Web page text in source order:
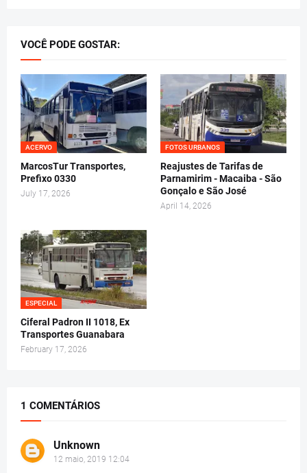
VOCÊ PODE GOSTAR:
ACERVO
MarcosTur Transportes,
Prefixo 0330
July 17, 2026
FOTOS URBANOS
Reajustes de Tarifas de
Parnamirim - Macaiba - São
Gonçalo e São José
April 14, 2026
ESPECIAL
Ciferal Padron II 1018, Ex
Transportes Guanabara
February 17, 2026
1 COMENTÁRIOS
Unknown
12 maio, 2019 12:04